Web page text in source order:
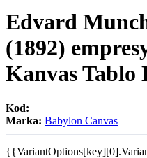
Edvard
(1892)
Kanvas Tablo
Kod:
Marka: Babylon Canvas